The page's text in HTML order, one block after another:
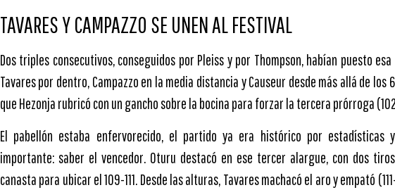
TAVARES Y CAMPAZZO SE UNEN AL FESTIVAL
Dos triples consecutivos, conseguidos por Pleiss y por Thompson, habían puesto
Tavares por dentro, Campazzo en la media distancia y Causeur desde más allá de
que Hezonja rubricó con un gancho sobre la bocina para forzar la tercera prórroga
El pabellón estaba enfervorecido, el partido ya era histórico por estadísticas
importante: saber el vencedor. Oturu destacó en ese tercer alargue, con dos
canasta para ubicar el 109-111. Desde las alturas, Tavares machacó el aro y empató